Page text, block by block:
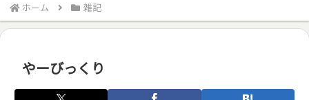
ホーム 雑記
やーびっくり